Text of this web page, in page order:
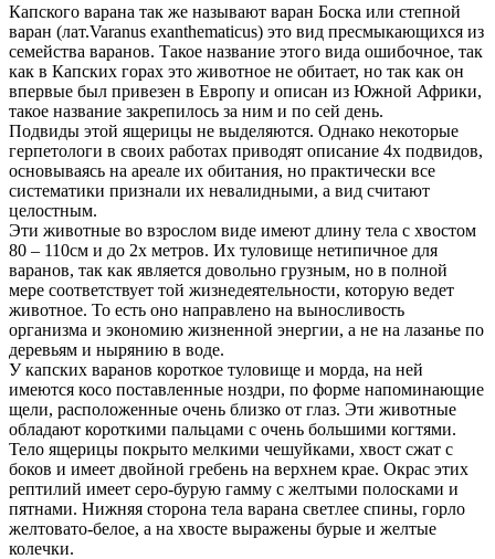
Капского варана так же называют варан Боска или степной
варан (лат.Varanus exanthematicus) это вид пресмыкающихся из
семейства варанов. Такое название этого вида ошибочное, так
как в Капских горах это животное не обитает, но так как он
впервые был привезен в Европу и описан из Южной Африки,
такое название закрепилось за ним и по сей день.
Подвиды этой ящерицы не выделяются. Однако некоторые
герпетологи в своих работах приводят описание 4х подвидов,
основываясь на ареале их обитания, но практически все
систематики признали их невалидными, а вид считают
целостным.
Эти животные во взрослом виде имеют длину тела с хвостом
80 – 110см и до 2х метров. Их туловище нетипичное для
варанов, так как является довольно грузным, но в полной
мере соответствует той жизнедеятельности, которую ведет
животное. То есть оно направлено на выносливость
организма и экономию жизненной энергии, а не на лазанье по
деревьям и нырянию в воде.
У капских варанов короткое туловище и морда, на ней
имеются косо поставленные ноздри, по форме напоминающие
щели, расположенные очень близко от глаз. Эти животные
обладают короткими пальцами с очень большими когтями.
Тело ящерицы покрыто мелкими чешуйками, хвост сжат с
боков и имеет двойной гребень на верхнем крае. Окрас этих
рептилий имеет серо-бурую гамму с желтыми полосками и
пятнами. Нижняя сторона тела варана светлее спины, горло
желтовато-белое, а на хвосте выражены бурые и желтые
колечки.